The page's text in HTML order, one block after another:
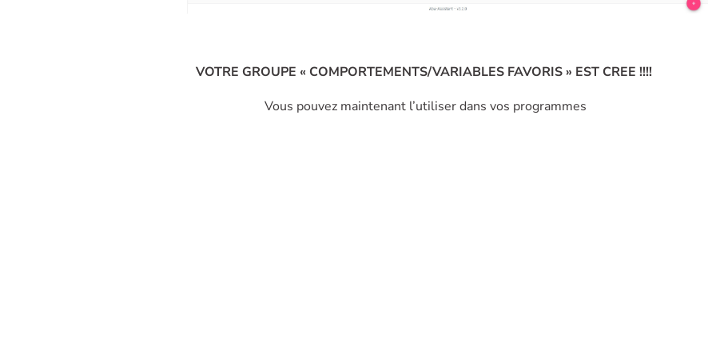
VOTRE GROUPE « COMPORTEMENTS/VARIABLES FAVORIS » EST CREE !!!!
Vous pouvez maintenant l’utiliser dans vos programmes